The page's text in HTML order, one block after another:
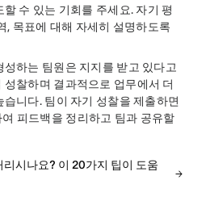
수 있는 기회를 주세요. 자기 평
, 목표에 대해 자세히 설명하도록
하는 팀원은 지지를 받고 있다고
성찰하며 결과적으로 업무에서 더
니다. 팀이 자기 성찰을 제출하면
여 피드백을 정리하고 팀과 공유할
리시나요? 이 20가지 팁이 도움